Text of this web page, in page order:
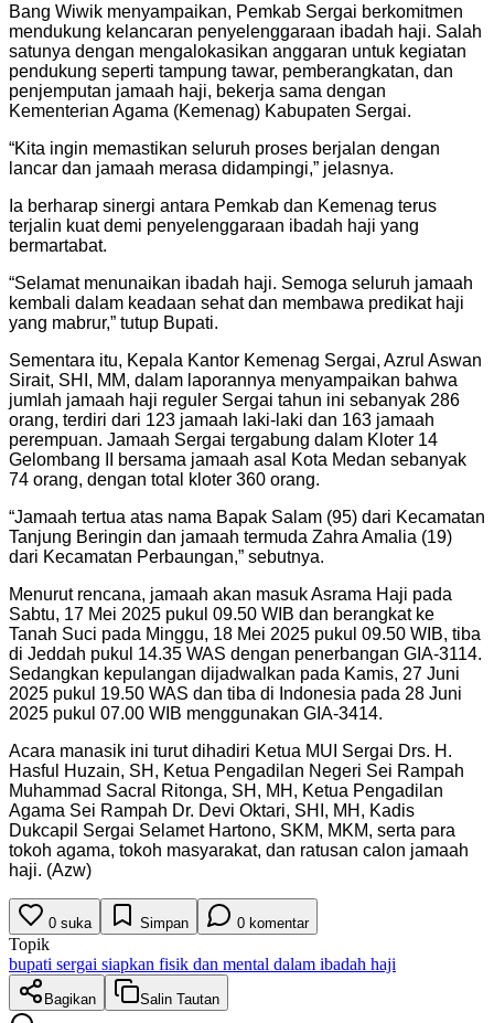
Bang Wiwik menyampaikan, Pemkab Sergai berkomitmen
mendukung kelancaran penyelenggaraan ibadah haji. Salah
satunya dengan mengalokasikan anggaran untuk kegiatan
pendukung seperti tampung tawar, pemberangkatan, dan
penjemputan jamaah haji, bekerja sama dengan
Kementerian Agama (Kemenag) Kabupaten Sergai.
“Kita ingin memastikan seluruh proses berjalan dengan
lancar dan jamaah merasa didampingi,” jelasnya.
Ia berharap sinergi antara Pemkab dan Kemenag terus
terjalin kuat demi penyelenggaraan ibadah haji yang
bermartabat.
“Selamat menunaikan ibadah haji. Semoga seluruh jamaah
kembali dalam keadaan sehat dan membawa predikat haji
yang mabrur,” tutup Bupati.
Sementara itu, Kepala Kantor Kemenag Sergai, Azrul Aswan
Sirait, SHI, MM, dalam laporannya menyampaikan bahwa
jumlah jamaah haji reguler Sergai tahun ini sebanyak 286
orang, terdiri dari 123 jamaah laki-laki dan 163 jamaah
perempuan. Jamaah Sergai tergabung dalam Kloter 14
Gelombang II bersama jamaah asal Kota Medan sebanyak
74 orang, dengan total kloter 360 orang.
“Jamaah tertua atas nama Bapak Salam (95) dari Kecamatan
Tanjung Beringin dan jamaah termuda Zahra Amalia (19)
dari Kecamatan Perbaungan,” sebutnya.
Menurut rencana, jamaah akan masuk Asrama Haji pada
Sabtu, 17 Mei 2025 pukul 09.50 WIB dan berangkat ke
Tanah Suci pada Minggu, 18 Mei 2025 pukul 09.50 WIB, tiba
di Jeddah pukul 14.35 WAS dengan penerbangan GIA-3114.
Sedangkan kepulangan dijadwalkan pada Kamis, 27 Juni
2025 pukul 19.50 WAS dan tiba di Indonesia pada 28 Juni
2025 pukul 07.00 WIB menggunakan GIA-3414.
Acara manasik ini turut dihadiri Ketua MUI Sergai Drs. H.
Hasful Huzain, SH, Ketua Pengadilan Negeri Sei Rampah
Muhammad Sacral Ritonga, SH, MH, Ketua Pengadilan
Agama Sei Rampah Dr. Devi Oktari, SHI, MH, Kadis
Dukcapil Sergai Selamet Hartono, SKM, MKM, serta para
tokoh agama, tokoh masyarakat, dan ratusan calon jamaah
haji. (Azw)
0 suka Simpan 0 komentar
Topik
bupati sergai siapkan fisik dan mental dalam ibadah haji
Bagikan Salin Tautan